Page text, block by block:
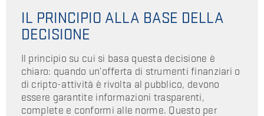
IL PRINCIPIO ALLA BASE DELLA
DECISIONE
Il principio su cui si basa questa decisione è
chiaro: quando un’offerta di strumenti finanziari o
di cripto-attività è rivolta al pubblico, devono
essere garantite informazioni trasparenti,
complete e conformi alle norme. Questo per